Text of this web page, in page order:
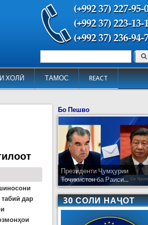
ХОЛӢ ТАМОС REACT
Форма поиска Поиск
дар
Бо Пешво
Президенти Ҷумҳурии
Тоҷикистон ба Раиси...
30 СОЛИ НАҶОТ